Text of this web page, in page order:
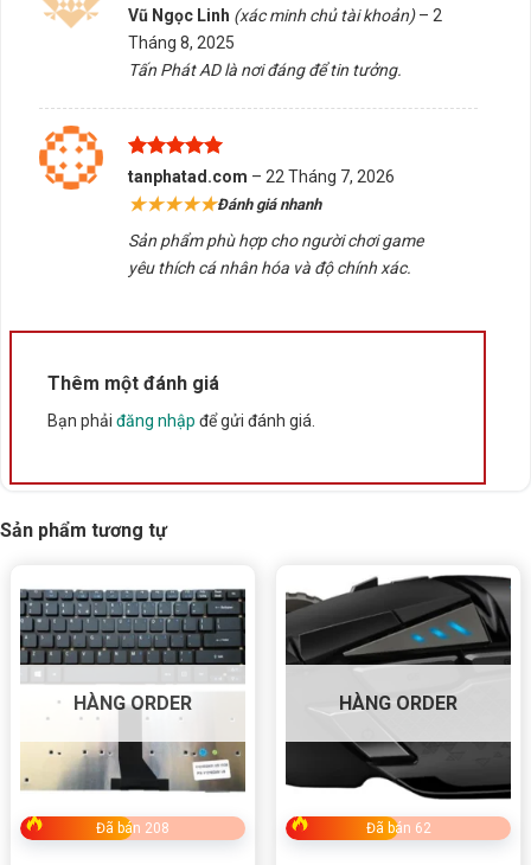
Bấm 5 sao để ủng hộ shop
Thông số kỹ thuật
Xuất xứ Trung Quốc
Được xếp
hạng 5
sao
Vũ Ngọc Linh (xác minh chủ tài khoản) – 2
Tháng 8, 2025
Tấn Phát AD là nơi đáng để tin tưởng.
Được xếp
hạng 5
5
sao
tanphatad.com – 22 Tháng 7, 2026
★★★★★Đánh giá nhanh
Sản phẩm phù hợp cho người chơi game
yêu thích cá nhân hóa và độ chính xác.
Thêm một đánh giá
Bạn phải đăng nhập để gửi đánh giá.
Sản phẩm tương tự
HÀNG ORDER
Đã bán 208
HÀNG ORDER
Đã bán 62